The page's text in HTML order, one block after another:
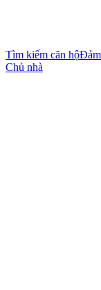
Tìm kiếm căn hộ
Chủ nhà